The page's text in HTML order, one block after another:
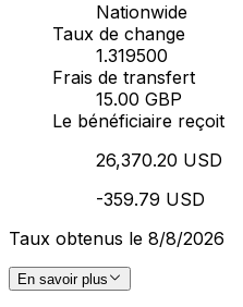
Nationwide
Taux de change
1.319500
Frais de transfert
15.00 GBP
Le bénéficiaire reçoit
26,370.20 USD
-359.79 USD
Taux obtenus le 8/8/2026
En savoir plus